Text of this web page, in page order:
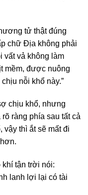
tử thật đúng
chữ Địa không phải
vất vả không làm
mềm, được nuông
nỗi khổ này.”
chịu khổ, nhưng
ràng phía sau tất cả
vậy thì ắt sẽ mất đi
tận trời nói:
lanh lợi lại có tài